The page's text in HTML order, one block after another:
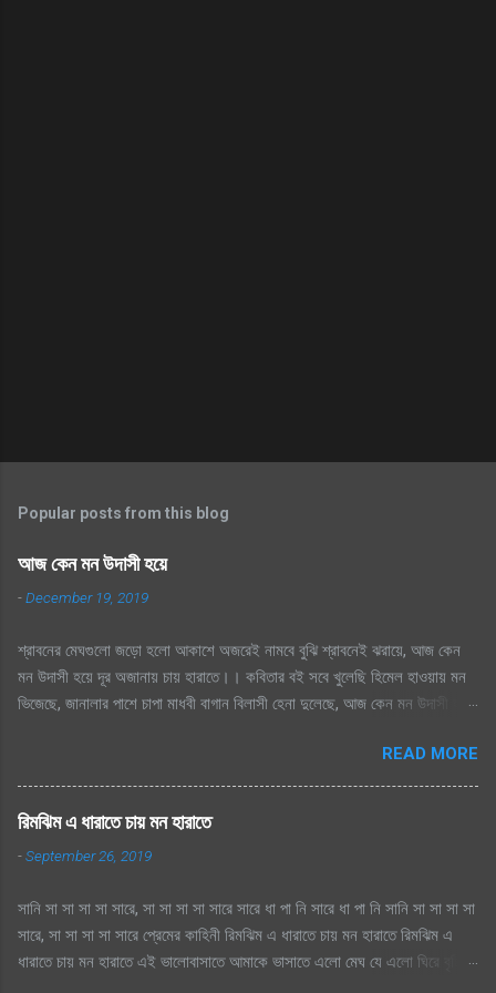
Popular posts from this blog
আজ কেন মন উদাসী হয়ে
-December 19, 2019
শ্রাবনের মেঘগুলো জড়ো হলো আকাশে অজরেই নামবে বুঝি শ্রাবনেই ঝরায়ে, আজ কেন
মন উদাসী হয়ে দূর অজানায় চায় হারাতে।। কবিতার বই সবে খুলেছি হিমেল হাওয়ায় মন
ভিজেছে, জানালার পাশে চাপা মাধবী বাগান বিলাসী হেনা দুলেছে, আজ কেন মন উদাসী হয়ে
হাসের জলকেলী পথিকের পায়ে হাটা থেমেছে, আজ কেন মন উদাসী হয়ে দূর অজানায় চায়
হারাতে, শ্রাবনের মেঘগুলো জড়ো হলো আকাশে অঝরে নামবে বুঝি শ্রাবনেই ঝরায়ে, আজ
কেন মন উদাসী হয়ে দূর অজানায় চায় হারাতে
READ MORE
রিমঝিম এ ধারাতে চায় মন হারাতে
-September 26, 2019
সানি সা সা সা সা সারে, সা সা সা সা সারে সারে ধা পা নি সারে ধা পা নি সানি সা সা সা সা
সারে, সা সা সা সা সারে প্রেমের কাহিনী রিমঝিম এ ধারাতে চায় মন হারাতে রিমঝিম এ
ধারাতে চায় মন হারাতে এই ভালোবাসাতে আমাকে ভাসাতে এলো মেঘ যে এলো ঘিরে বৃষ্টি